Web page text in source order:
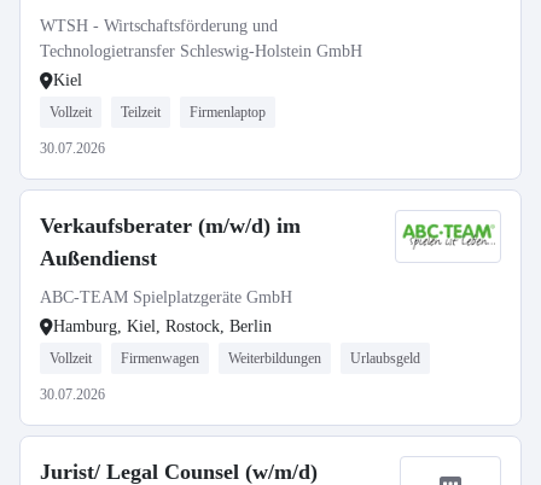
WTSH - Wirtschaftsförderung und
Technologietransfer Schleswig-Holstein GmbH
Kiel
Vollzeit Teilzeit Firmenlaptop
30.07.2026
Verkaufsberater (m/w/d) im
Außendienst
ABC-TEAM Spielplatzgeräte GmbH
Hamburg, Kiel, Rostock, Berlin
Vollzeit Firmenwagen Weiterbildungen Urlaubsgeld
30.07.2026
Jurist/ Legal Counsel (w/m/d)